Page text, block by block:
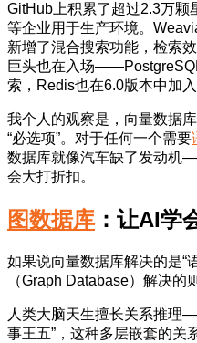
GitHub上积累了超过2.3万颗
等企业用于生产环境。
新增了混合搜索功能，检索
巨头也在入场
索，Redis也在6.0版本中加入
我个人的观察是，向量数据
“必选项”。对于任何一个需要
数据库就像汽车缺了发动机
会大打折扣。
图数据库 ：让AI学
如果说向量数据库解决的是“
（Graph Database）解决的
人类大脑天生擅长关系推理
事王五”，这种多层嵌套的关